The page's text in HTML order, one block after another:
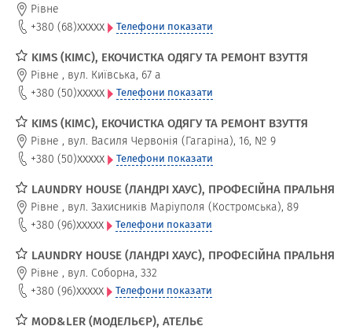
Рівне
+380 (68)xxxxx Телефони показати
KIMS (КІМС), ЕКОЧИСТКА ОДЯГУ ТА РЕМОНТ ВЗУТТЯ
Рівне , вул. Київська, 67 а
+380 (50)xxxxx Телефони показати
KIMS (КІМС), ЕКОЧИСТКА ОДЯГУ ТА РЕМОНТ ВЗУТТЯ
Рівне , вул. Василя Червонія (Гагаріна), 16, № 9
+380 (50)xxxxx Телефони показати
LAUNDRY HOUSE (ЛАНДРІ ХАУС), ПРОФЕСІЙНА ПРАЛЬНЯ
Рівне , вул. Захисників Маріуполя (Костромська), 89
+380 (96)xxxxx Телефони показати
LAUNDRY HOUSE (ЛАНДРІ ХАУС), ПРОФЕСІЙНА ПРАЛЬНЯ
Рівне , вул. Соборна, 332
+380 (96)xxxxx Телефони показати
MOD&LER (МОДЕЛЬЄР), АТЕЛЬЄ